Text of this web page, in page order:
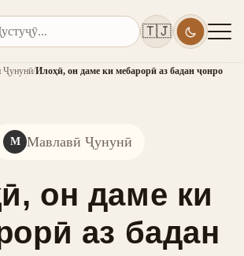
🇹🇯
Ҷунунӣ/Илоҳӣ, он даме ки мебарорӣ аз бадан ҷонро
М Мавлавӣ Ҷунунӣ
он даме ки
аз бадан